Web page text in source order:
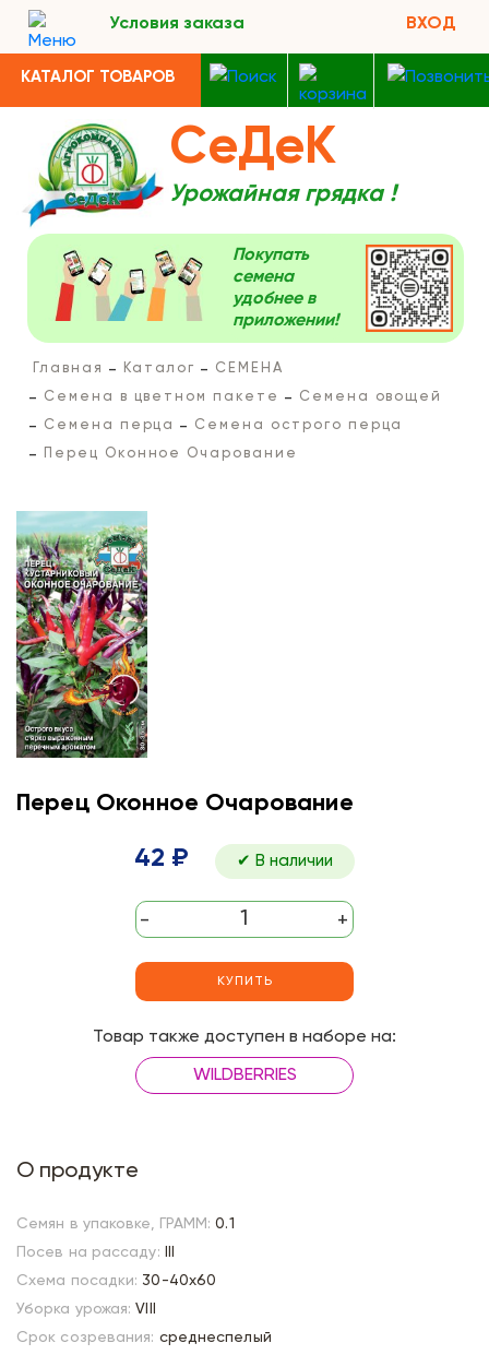
Условия заказа ВХОД
КАТАЛОГ ТОВАРОВ
СеДеК
Урожайная грядка !
Покупать
семена
удобнее в
приложении!
Главная Каталог
СЕМЕНА
Семена в цветном пакете
Семена овощей
Семена перца
Семена острого перца
Перец Оконное Очарование
Перец Оконное Очарование
42 ₽ ✔ В наличии
- +
КУПИТЬ
Товар также доступен в наборе на:
WILDBERRIES
О продукте
Семян в упаковке, ГРАММ: 0.1
Посев на рассаду:
Схема посадки: 30-40х60
Уборка урожая: VIII
Срок созревания: среднеспелый